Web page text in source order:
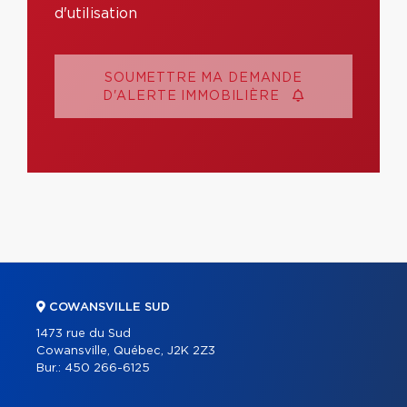
d'utilisation
SOUMETTRE MA DEMANDE
D'ALERTE IMMOBILIÈRE
COWANSVILLE SUD
1473 rue du Sud
Cowansville, Québec, J2K 2Z3
Bur.: 450 266-6125